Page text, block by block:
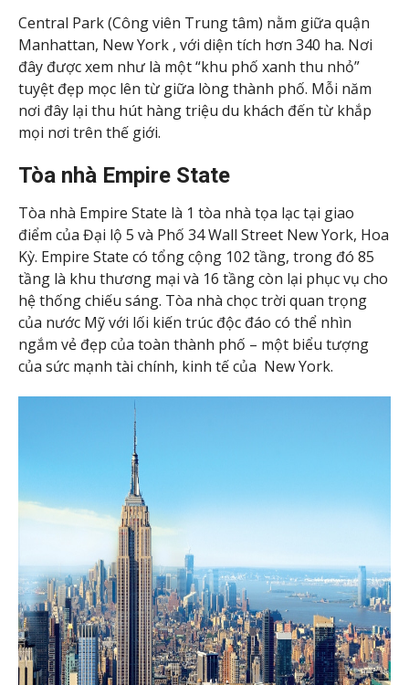
Central Park (Công viên Trung tâm) nằm giữa quận
Manhattan, New York , với diện tích hơn 340 ha. Nơi
đây được xem như là một “khu phố xanh thu nhỏ”
tuyệt đẹp mọc lên từ giữa lòng thành phố. Mỗi năm
nơi đây lại thu hút hàng triệu du khách đến từ khắp
mọi nơi trên thế giới.
Tòa nhà Empire State
Tòa nhà Empire State là 1 tòa nhà tọa lạc tại giao
điểm của Đại lộ 5 và Phố 34 Wall Street New York, Hoa
Kỳ. Empire State có tổng cộng 102 tầng, trong đó 85
tầng là khu thương mại và 16 tầng còn lại phục vụ cho
hệ thống chiếu sáng. Tòa nhà chọc trời quan trọng
của nước Mỹ với lối kiến trúc độc đáo có thể nhìn
ngắm vẻ đẹp của toàn thành phố – một biểu tượng
của sức mạnh tài chính, kinh tế của New York.